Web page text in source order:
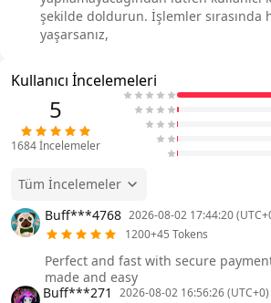
şekilde doldurun. İşlemler
yaşarsanız,
Kullanıcı İncelemeleri
5
1684İncelemeler
Tüm İncelemeler
Buff***4768 2026-08-02 17:44:20
1200+45 Tokens
Perfect and fast with secure
made and easy
Buff***271
2026-08-02 16:56:26 (UTC+0)